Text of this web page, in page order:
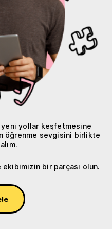
yeni yollar keşfetmesine
öğrenme sevgisini birlikte
bir parçası olun.